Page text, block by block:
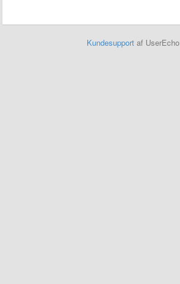
Kundesupport af UserEcho